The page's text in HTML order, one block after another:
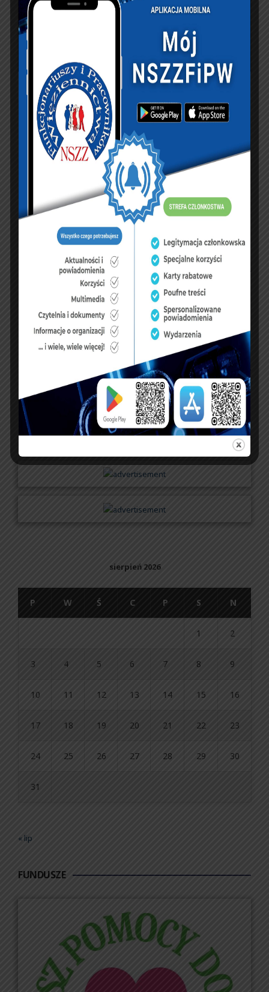
PREVIOUS ARTICLE
“ŚWIĄTECZNA
PACZKA” NSZZFiPW
ZARZĄD OKRĘGOWY
NEXT ARTICLE
Paczka” Zarząd
Okręgowy NSZZFiPW
KSIĘGA GOŚCI:
Zobacz księgę
dopisz do księgi
UBEZPIECZENIA
sierpień 2026
P W Ś C P S N
1 2
3 4 5 6 7 8 9
10 11 12 13 14 15 16
17 18 19 20 21 22 23
24 25 26 27 28 29 30
31
« lip
FUNDUSZE